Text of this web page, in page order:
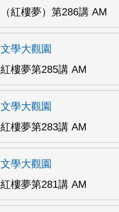
（紅樓夢）第286講 AM
文學大觀園
紅樓夢第285講 AM
文學大觀園
紅樓夢第283講 AM
文學大觀園
紅樓夢第281講 AM